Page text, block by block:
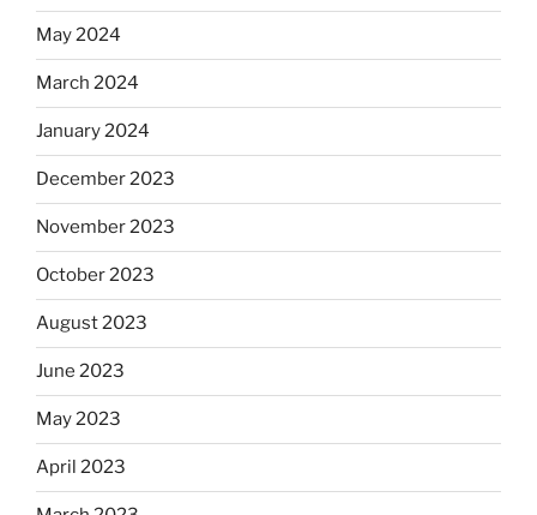
May 2024
March 2024
January 2024
December 2023
November 2023
October 2023
August 2023
June 2023
May 2023
April 2023